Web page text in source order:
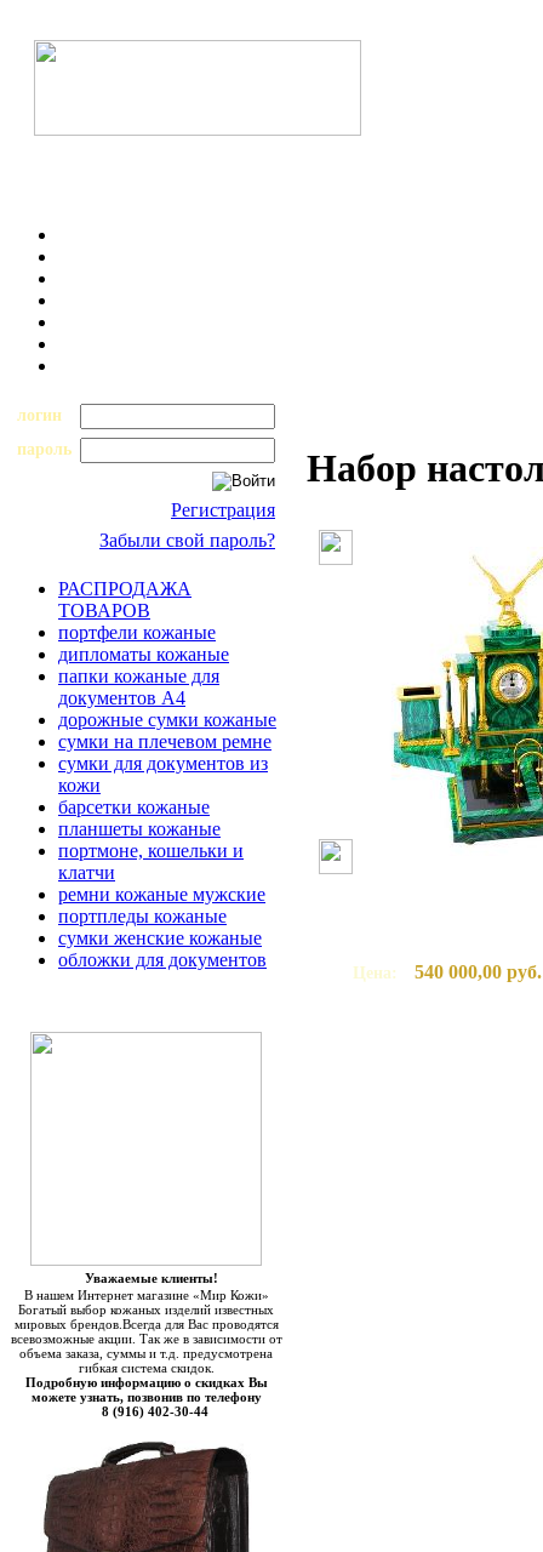
логин
пароль
Регистрация
Забыли свой пароль?
РАСПРОДАЖА
ТОВАРОВ
портфели кожаные
дипломаты кожаные
папки кожаные для
документов А4
дорожные сумки кожаные
сумки на плечевом ремне
сумки для документов из
кожи
барсетки кожаные
планшеты кожаные
портмоне, кошельки и
клатчи
ремни кожаные мужские
портпледы кожаные
сумки женские кожаные
обложки для документов
Уважаемые клиенты!
В нашем Интернет магазине «Мир Кожи»
Богатый выбор кожаных изделий известных
мировых брендов.Всегда для Вас проводятся
всевозможные акции. Так же в зависимости от
объема заказа, суммы и т.д. предусмотрена
гибкая система скидок.
Подробную информацию о скидках Вы
можете узнать, позвонив по телефону
8 (916) 402-30-44
Набор
Цена: 540 000,00 руб.